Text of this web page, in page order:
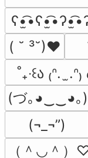
( ˘ ³˘)♥
˚₊‧꒰ა ₍ᐢ.  ̫.ᐢ₎
(づ｡◕‿‿◕｡
(¬_¬”)
（＾◡＾）